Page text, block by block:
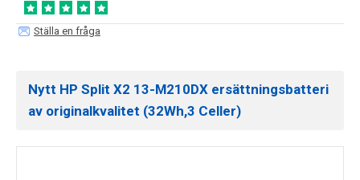
Ställa en fråga
Nytt HP Split X2 13-M210DX ersättningsbatteri
av originalkvalitet (32Wh,3 Celler)